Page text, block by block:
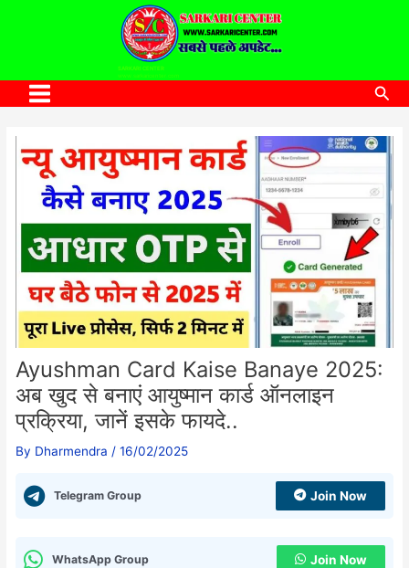
SARKARI CENTER
www.sarkaricenter.com
Main
Ayushman Card Kaise Banaye 2025:
अब खुद से बनाएं आयुष्मान कार्ड ऑनलाइन
प्रक्रिया, जानें इसके फायदे..
By Dharmendra /16/02/2025
Telegram Group Join Now
WhatsApp Group Join Now